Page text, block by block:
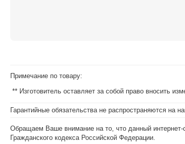
Примечание по товару:
** Изготовитель оставляет за собой право вносить
Гарантийные обязательства не распространяются на
Обращаем Ваше внимание на то, что данный интернет-
Гражданского кодекса Российской Федерации.